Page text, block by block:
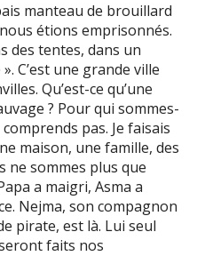
manteau de brouillard
étions emprisonnés.
des tentes, dans un
C’est une grande ville
Qu’est-ce qu’une
? Pour qui sommes-
pas. Je faisais
maison, une famille, des
ne sommes plus que
a maigri, Asma a
Nejma, son compagnon
pirate, est là. Lui seul
faits nos